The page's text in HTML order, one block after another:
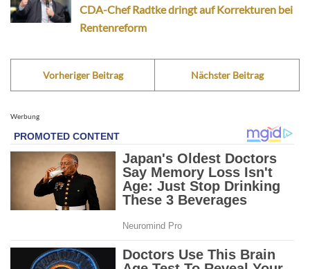
CDA-Chef Radtke dringt auf Korrekturen bei
Rentenreform
Vorheriger Beitrag Nächster Beitrag
Werbung